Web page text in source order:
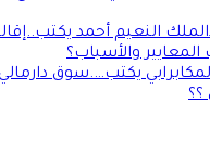
النعيم أحمد
والأسباب؟
يكتب….سوق
؟؟